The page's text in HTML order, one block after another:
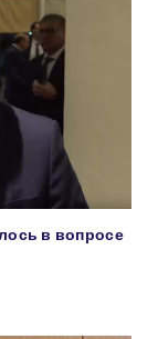
в вопросе